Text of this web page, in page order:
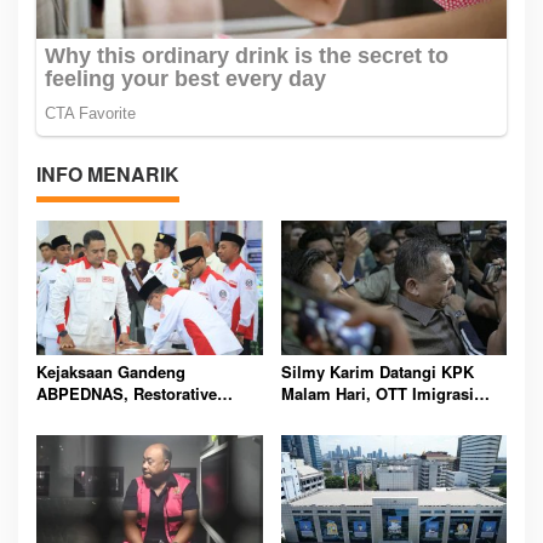
INFO MENARIK
Kejaksaan Gandeng
ABPEDNAS, Restorative
Seluruh Indonesia
Silmy Karim Datangi KPK
Malam Hari, OTT Imigrasi